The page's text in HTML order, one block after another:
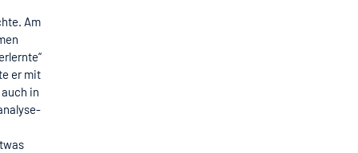
Am
er mit
in